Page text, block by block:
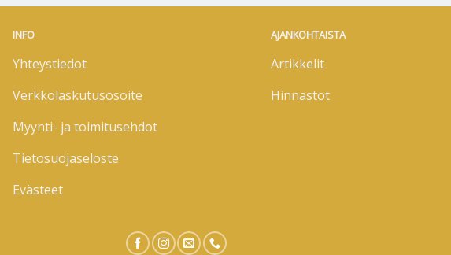
INFO
Yhteystiedot
Verkkolaskutusosoite
Myynti- ja toimitusehdot
Tietosuojaseloste
Evästeet
AJANKOHTAISTA
Artikkelit
Hinnastot